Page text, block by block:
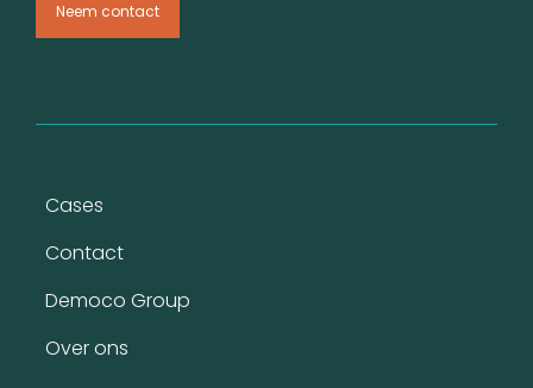
Voet
Cases
Contact
Democo Group
Over ons
Neem contact